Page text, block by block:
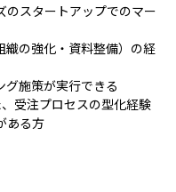
のスタートアップでのマー
織の強化・資料整備）の経
グ施策が実行できる
受注プロセスの型化経験
ある方